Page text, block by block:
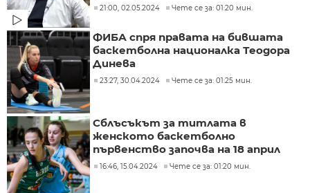
21:00, 02.05.2024 Чете се за: 01:20 мин.
ФИБА спря правата на бившата
баскетболна националка Теодора
Динева
23:27, 30.04.2024 Чете се за: 01:25 мин.
Сблъсъкът за титлата в
женското баскетболно
първенство започва на 18 април
16:46, 15.04.2024 Чете се за: 01:20 мин.